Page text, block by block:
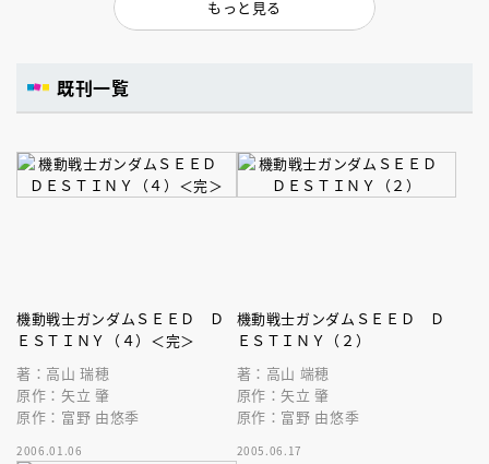
もっと見る
既刊一覧
機動戦士ガンダムＳＥＥＤ Ｄ
ＥＳＴＩＮＹ（４）＜完＞
著：高山 瑞穂
原作：矢立 肇
原作：富野 由悠季
2006.01.06
機動戦士ガンダムＳＥＥＤ Ｄ
ＥＳＴＩＮＹ（２）
著：高山 端穂
原作：矢立 肇
原作：富野 由悠季
2005.06.17